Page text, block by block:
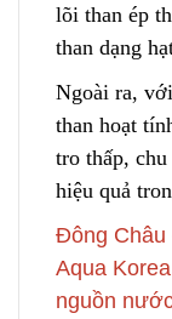
lõi than ép
than dạng
Ngoài ra,
than hoạt
tro thấp,
hiệu quả
Đông Châu
Aqua
nguồn